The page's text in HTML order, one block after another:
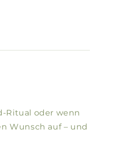
Ritual oder wenn
Wunsch auf – und